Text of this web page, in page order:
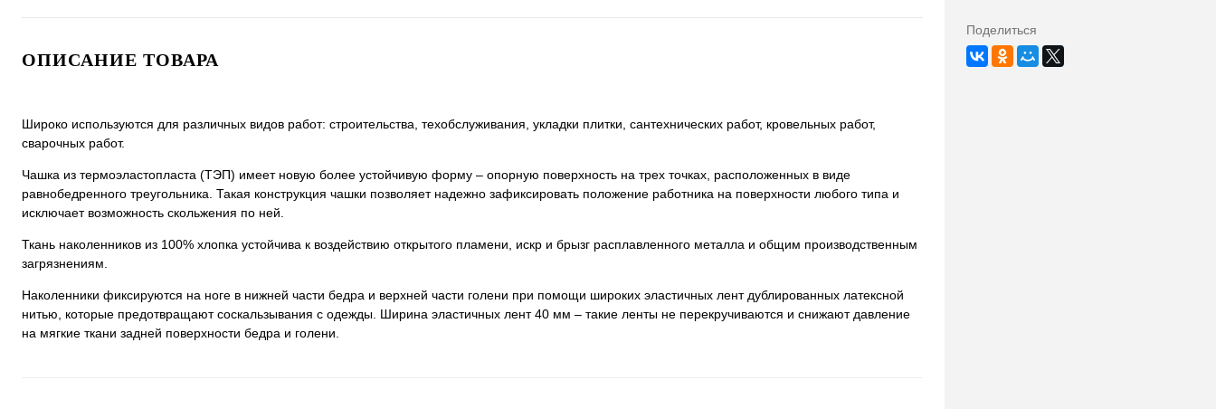
ОПИСАНИЕ ТОВАРА
Широко используются для различных видов работ: строительства, техобслуживания, укладки плитки, сантехнических работ, кровельных работ,
сварочных работ.
Чашка из термоэластопласта (ТЭП) имеет новую более устойчивую форму – опорную поверхность на трех точках, расположенных в виде
равнобедренного треугольника. Такая конструкция чашки позволяет надежно зафиксировать положение работника на поверхности любого типа и
исключает возможность скольжения по ней.
Ткань наколенников из 100% хлопка устойчива к воздействию открытого пламени, искр и брызг расплавленного металла и общим производственным
загрязнениям.
Наколенники фиксируются на ноге в нижней части бедра и верхней части голени при помощи широких эластичных лент дублированных латексной
нитью, которые предотвращают соскальзывания с одежды. Ширина эластичных лент 40 мм – такие ленты не перекручиваются и снижают давление
на мягкие ткани задней поверхности бедра и голени.
Поделиться